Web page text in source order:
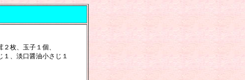
枚、玉子１個、
、淡口醤油小さじ１